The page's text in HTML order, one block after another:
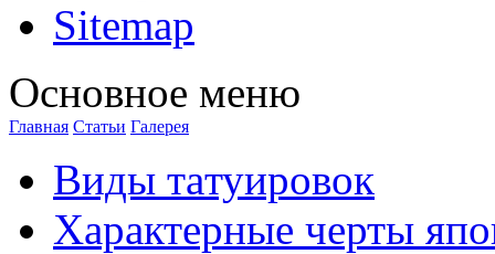
Sitemap
Оснoвнoе меню
Главная Стaтьи Галерея
Виды тaтуировок
Характерные черты